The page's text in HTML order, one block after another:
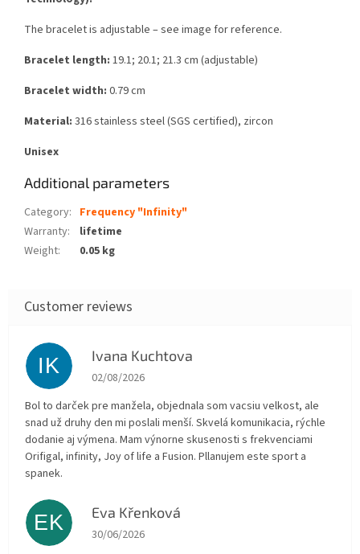
The bracelet is adjustable – see image for reference.
Bracelet length: 19.1; 20.1; 21.3 cm (adjustable)
Bracelet width: 0.79 cm
Material: 316 stainless steel (SGS certified), zircon
Unisex
Additional parameters
Category: Frequency "Infinity"
Warranty:
lifetime
Weight: 0.05 kg
IK Ivana Kuchtova
The store rating is 5 out of 5 stars.
02/08/2026
Bol to darček pre manžela, objednala som vacsiu velkost, ale
snad už druhy den mi poslali menší. Skvelá komunikacia, rýchle
dodanie aj výmena. Mam výnorne skusenosti s frekvenciami
Orifigal, infinity, Joy of life a Fusion. Pllanujem este sport a
spanek.
EK Eva Křenková
The store rating is 5 out of 5 stars.
30/06/2026